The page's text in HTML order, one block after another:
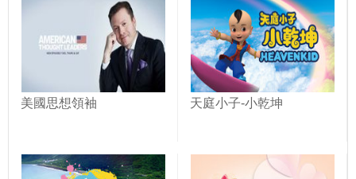
美國思想領袖 天庭小子-小乾坤